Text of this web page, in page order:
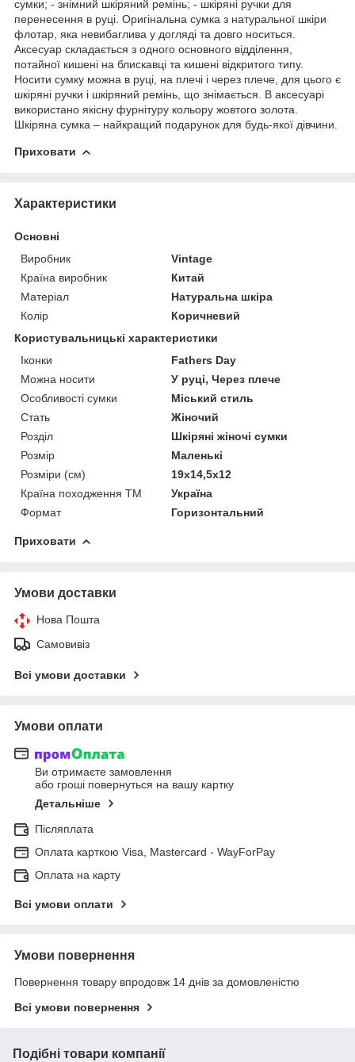
сумки; - знімний шкіряний ремінь; - шкіряні ручки для
перенесення в руці. Оригінальна сумка з натуральної шкіри
флотар, яка невибаглива у догляді та довго носиться.
Аксесуар складається з одного основного відділення,
потайної кишені на блискавці та кишені відкритого типу.
Носити сумку можна в руці, на плечі і через плече, для цього є
шкіряні ручки і шкіряний ремінь, що знімається. В аксесуарі
використано якісну фурнітуру кольору жовтого золота.
Шкіряна сумка – найкращий подарунок для будь-якої дівчини.
Приховати
Характеристики
Основні
Виробник
Vintage
Країна виробник
Китай
Матеріал
Натуральна шкіра
Колір
Коричневий
Користувальницькі характеристики
Іконки
Fathers Day
Можна носити
У руці, Через плече
Особливості сумки
Міський стиль
Стать
Жіночий
Розділ
Шкіряні жіночі сумки
Розмір
Маленькі
Розміри (см)
19х14,5х12
Країна походження ТМ
Україна
Формат
Горизонтальний
Приховати
Умови доставки
Нова Пошта
Самовивіз
Всі умови доставки
Умови оплати
Ви отримаєте замовлення
або гроші повернуться на вашу картку
Детальніше
Післяплата
Оплата карткою Visa, Mastercard - WayForPay
Оплата на карту
Всі умови оплати
Умови повернення
Повернення товару впродовж 14 днів за домовленістю
Всі умови повернення
Подібні товари компанії